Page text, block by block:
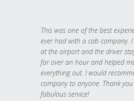
This was one of the best
ever had with a cab company.
at the airport and the driver
for over an hour and helped
everything out. I would
company to anyone. Thank
fabulous service!